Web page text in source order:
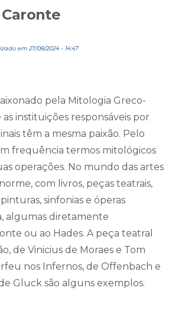
em 27/08/2024 - 14:47
pela Mitologia Greco-
instituições responsáveis por
têm a mesma paixão. Pelo
frequência termos mitológicos
operações. No mundo das artes
com livros, peças teatrais,
sinfonias e óperas
algumas diretamente
ou ao Hades. A peça teatral
de Vinicius de Moraes e Tom
nos Infernos, de Offenbach e
Gluck são alguns exemplos.